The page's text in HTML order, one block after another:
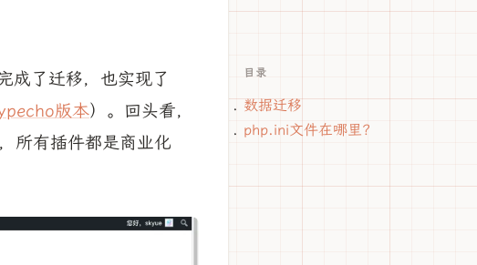
成了迁移，也实现了
版本）。回头看，
所有插件都是商业化
目录
数据迁移
php.ini文件在哪里？